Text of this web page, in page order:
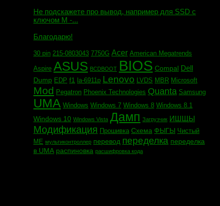
Не подскажете про вывод, например для SSD c
ключом М -...
Благодарю!
30 pin 215-0803043 7750G Acer American Megatrends
Aspire ASUS BCDBOOT BIOS Compal Dell
Dump EDP f1 la-6911p Lenovo LVDS MBR Microsoft
Mod Pegatron Phoenix Technologies Quanta Samsung
UMA Windows Windows 7 Windows 8 Windows 8.1
Windows 10 Windows Vista Дамп Загрузчик ИШЩЫ
Модификация Прошивка Схема ФЫГЫ Чистый
МЕ мультиконтроллер перевод переделка переделка
в UMA распиновка расшифровка кода